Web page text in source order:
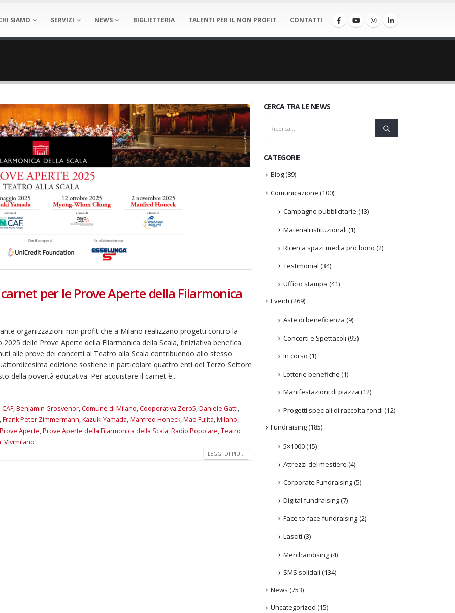
SIAMO SERVIZI NEWS BIGLIETTERIA TALENTI PER IL NON PROFIT CONTATTI
per le Prove Aperte della Filarmonica
organizzazioni non profit che a Milano realizzano progetti contro la
delle Prove Aperte della Filarmonica della Scala, l’iniziativa benefica
alle prove dei concerti al Teatro alla Scala contribuendo allo stesso
edizione sostiene in particolare quattro enti del Terzo Settore
della povertà educativa. Per acquistare il carnet è...
,Benjamin Grosvenor,Comune di Milano,Cooperativa Zero5,Daniele Gatti,
,Frank Peter Zimmermann,Kazuki Yamada,Manfred Honeck,Mao Fujita,Milano,
Prove Aperte,Prove Aperte della Filarmonica della Scala,Radio Popolare,Teatro
,Vivimilano
LEGGI DI PIÙ...
CERCA TRA LE NEWS
CATEGORIE
Blog(89)
Comunicazione (100)
Campagne pubblicitarie (13)
Materiali istituzionali (1)
Ricerca spazi media pro bono (2)
Testimonial (34)
Ufficio stampa (41)
Eventi (269)
Aste di beneficenza (9)
Concerti e Spettacoli (95)
In corso (1)
Lotterie benefiche (1)
Manifestazioni di piazza (12)
Progetti speciali di raccolta fondi (12)
Fundraising(185)
5×1000(15)
Attrezzi del mestiere (4)
Corporate Fundraising(5)
Digital fundraising(7)
Face to face fundraising(2)
Lasciti (3)
Merchandising(4)
SMS solidali (134)
News (753)
Uncategorized (15)